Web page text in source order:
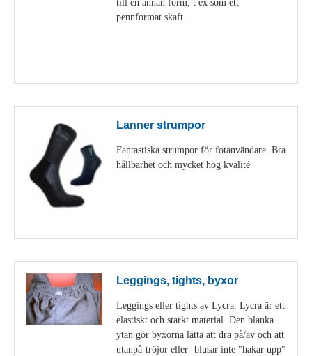
pennformat skaft.
Lanner strumpor
Fantastiska strumpor för fotanvändare. Bra
hållbarhet och mycket hög kvalité
Leggings, tights, byxor
Leggings eller tights av Lycra. Lycra är ett
elastiskt och starkt material. Den blanka
ytan gör byxorna lätta att dra på/av och att
utanpå-tröjor eller -blusar inte "hakar upp"